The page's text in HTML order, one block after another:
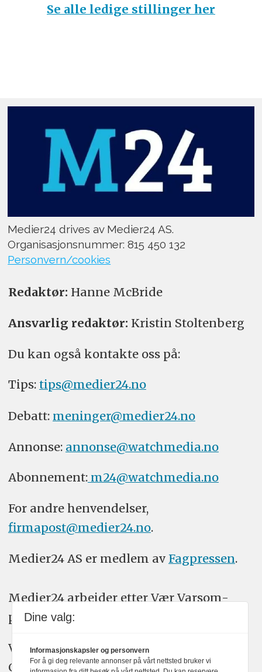
Se alle ledige stillinger her
Medier24 drives av Medier24 AS.
Organisasjonsnummer: 815 450 132
Personvern/cookies
Redaktør: Hanne McBride
Ansvarlig redaktør: Kristin Stoltenberg
Du kan også kontakte oss på:
Tips: tips@medier24.no
Debatt: meninger@medier24.no
Annonse: annonse@watchmedia.no
Abonnement:m24@watchmedia.no
For andre henvendelser,
firmapost@medier24.no.
Medier24 AS er medlem av Fagpressen.
Medier24 arbeider etter Vær Varsom-
plakatens regler for god presseskikk.
Vi bruker KI-verktøy som ChatGPT,
Claude, og Gemini i journalistikken vår.
Dine valg:
Informasjonskapsler og personvern
For å gi deg relevante annonser på vårt nettsted bruker vi